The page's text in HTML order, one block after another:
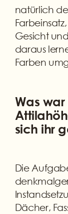
natürlich
Gesicht
daraus
Farben
Was
sich ihr
Die
Dächer,